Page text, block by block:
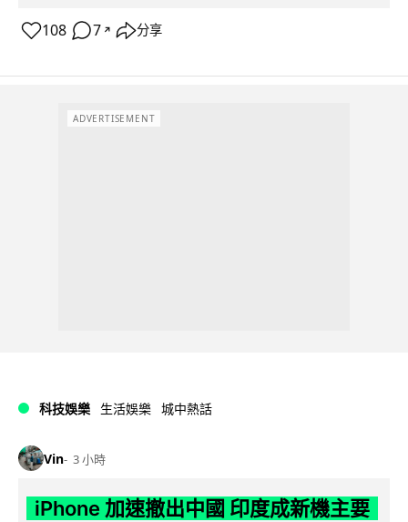
108 7 ↗ 分享
ADVERTISEMENT
科技娛樂 生活娛樂 城中熱話
Vin 3 小時
iPhone 加速撤出中國 印度成新機主要